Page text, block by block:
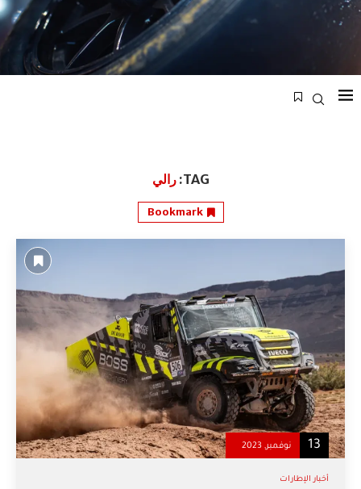
TAG: رالي
Bookmark
13 نوفمبر, 2023
أخبار الإطارات